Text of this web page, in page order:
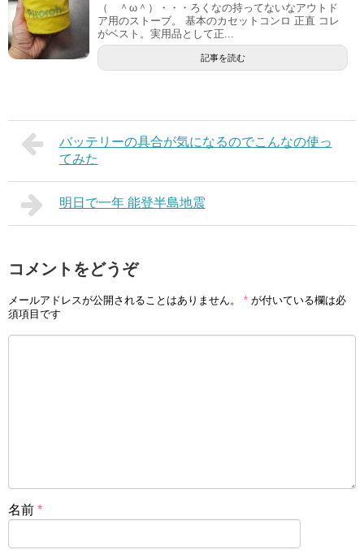
（ ＾ω＾）・・・ろくなの持ってないなアウトド
ア用のストーブ。 基本のカセットコンロ 正直 コレ
がベスト。実用品として正...
記事を読む
バッテリーの具合が気になるのでこんなの使っ
てみた
明日で一年 能登半島地震
コメントをどうぞ
メールアドレスが公開されることはありません。 * が付いている欄は必
須項目です
名前 *